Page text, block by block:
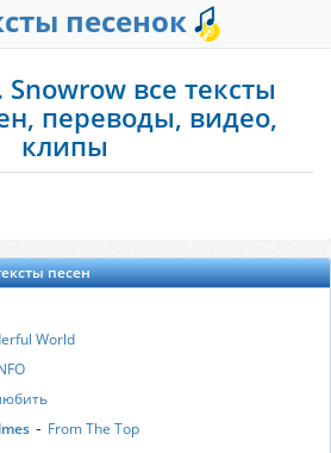
песенок
все тексты
переводы, видео,
клипы
песен
World
- From The Top